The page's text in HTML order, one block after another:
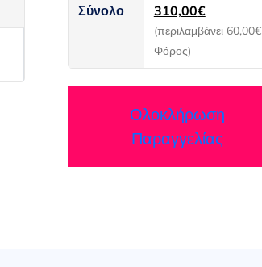
Σύνολο 310,00€
(περιλαμβάνει 60,00€
Φόρος)
Ολοκλήρωση
Παραγγελίας